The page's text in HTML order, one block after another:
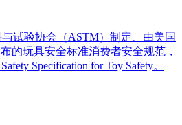
试验协会（ASTM）制定、由美国
的玩具安全标准消费者安全规范，
Specification for Toy Safety。